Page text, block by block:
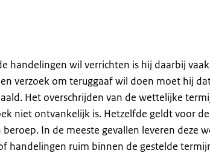
handelingen wil verrichten is hij daarbij
verzoek om teruggaaf wil doen moet hij
Het overschrijden van de wettelijke
niet ontvankelijk is. Hetzelfde geldt voor
In de meeste gevallen leveren deze
handelingen ruim binnen de gestelde